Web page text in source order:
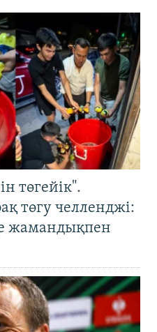
төгейік".
төгу челленджі:
жамандықпен